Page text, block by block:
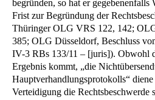
begründen, so hat er gegebenenfalls
Frist zur Begründung der
Thüringer OLG VRS 122, 142;
385; OLG Düsseldorf, Beschluss
IV-3 RBs 133/11 – [juris]). Obwohl
Ergebnis kommt, „die
Hauptverhandlungsprotokolls“
Verteidigung die Rechtsbeschwerde